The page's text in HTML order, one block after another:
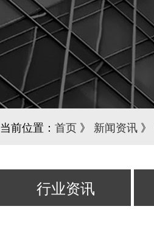
当前位置： 首页 》 新闻资讯 》
行业资讯